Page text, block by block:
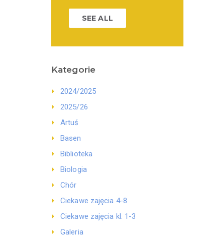
SEE ALL
Kategorie
2024/2025
2025/26
Artuś
Basen
Biblioteka
Biologia
Chór
Ciekawe zajęcia 4-8
Ciekawe zajęcia kl. 1-3
Galeria